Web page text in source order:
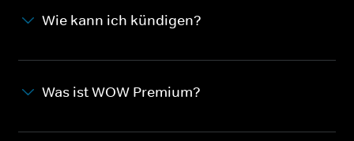
Wie kann ich kündigen?
Was ist WOW Premium?